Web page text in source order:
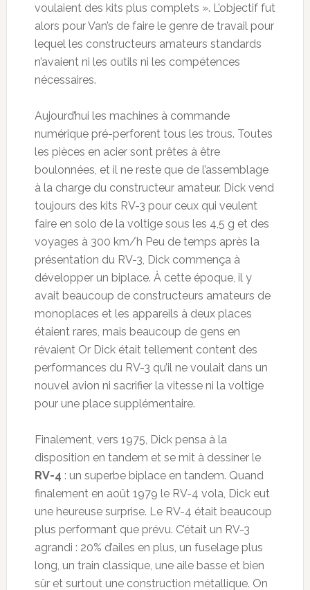
voulaient des kits plus complets ». L’objectif fut
alors pour Van’s de faire le genre de travail pour
lequel les constructeurs amateurs standards
n’avaient ni les outils ni les compétences
nécessaires.
Aujourd’hui les machines à commande
numérique pré-perforent tous les trous. Toutes
les pièces en acier sont prêtes à être
boulonnées, et il ne reste que de l’assemblage
à la charge du constructeur amateur. Dick vend
toujours des kits RV-3 pour ceux qui veulent
faire en solo de la voltige sous les 4,5 g et des
voyages à 300 km/h Peu de temps après la
présentation du RV-3, Dick commença à
développer un biplace. À cette époque, il y
avait beaucoup de constructeurs amateurs de
monoplaces et les appareils à deux places
étaient rares, mais beaucoup de gens en
révaient Or Dick était tellement content des
performances du RV-3 qu’il ne voulait dans un
nouvel avion ni sacrifier la vitesse ni la voltige
pour une place supplémentaire.
Finalement, vers 1975, Dick pensa à la
disposition en tandem et se mit à dessiner le
RV-4 : un superbe biplace en tandem. Quand
finalement en août 1979 le RV-4 vola, Dick eut
une heureuse surprise. Le RV-4 était beaucoup
plus performant que prévu. C’était un RV-3
agrandi : 20% d’ailes en plus, un fuselage plus
long, un train classique, une aile basse et bien
sûr et surtout une construction métallique. On